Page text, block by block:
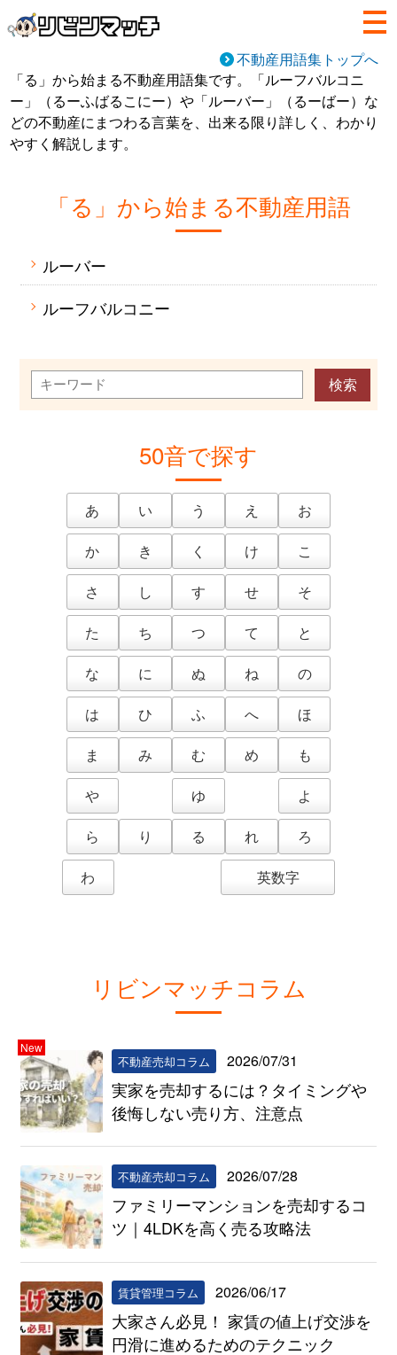
不動産用語集トップへ
「る」から始まる不動産用語集です。「ルーフバルコニ
ー」（るーふばるこにー）や「ルーバー」（るーばー）な
どの不動産にまつわる言葉を、出来る限り詳しく、わかり
やすく解説します。
「る」から始まる不動産用語
ルーバー
ルーフバルコニー
50音で探す
あ い う え
お
か
き く け
こ
さ
し す せ
そ
た
ち つ て
と
な
に ぬ ね
の
は
ひ ふ へ
ほ
ま
み む め
も
や
ゆ
よ
ら
り る れ
ろ
わ
英数字
リビンマッチコラム
不動産売却コラム 2026/07/31
New
実家を売却するには？タイミングや
後悔しない売り方、注意点
不動産売却コラム 2026/07/28
ファミリーマンションを売却するコ
ツ｜4LDKを高く売る攻略法
賃貸管理コラム 2026/06/17
大家さん必見！ 家賃の値上げ交渉を
円滑に進めるためのテクニック